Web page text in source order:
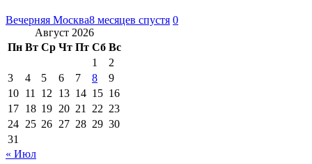
Вечерняя Москва8 месяцев спустя 0
Август 2026
Пн Вт Ср Чт Пт Сб Вс
1
2
3
4 5 6 7 8
9
10 11 12 13 14 15 16
17 18 19 20 21 22 23
24 25 26 27 28 29 30
31
« Июл